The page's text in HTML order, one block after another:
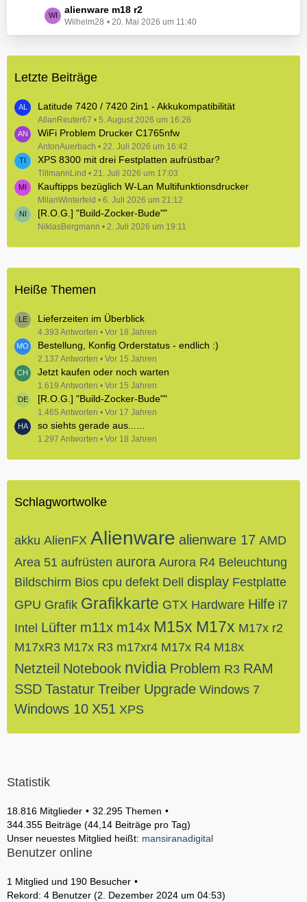
e
r
g
z
t
e
i
ä
g
e
L
e
t
e
e
i
t
r
ä
g
e
alienware m18 r2
Wilhelm28 20. Mai 2026 um 11:40
Letzte Beiträge
Latitude 7420 / 7420 2in1 - Akkukompatibilität
AllanReuter67 5. August 2026 um 16:26
WiFi Problem Drucker C1765nfw
AntonAuerbach 22. Juli 2026 um 16:42
XPS 8300 mit drei Festplatten aufrüstbar?
TillmannLind 21. Juli 2026 um 17:03
Kauftipps bezüglich W-Lan Multifunktionsdrucker
MilanWinterfeld 6. Juli 2026 um 21:12
[R.O.G.] "Build-Zocker-Bude""
NiklasBergmann 2. Juli 2026 um 19:11
Heiße Themen
Lieferzeiten im Überblick
4.393 Antworten Vor 18 Jahren
Bestellung, Konfig Orderstatus - endlich :)
2.137 Antworten Vor 15 Jahren
Jetzt kaufen oder noch warten
1.619 Antworten Vor 15 Jahren
[R.O.G.] "Build-Zocker-Bude""
1.465 Antworten Vor 17 Jahren
so siehts gerade aus......
1.297 Antworten Vor 18 Jahren
Schlagwortwolke
akku AlienFX Alienware alienware 17 AMD
Area 51 aufrüsten aurora Aurora R4 Beleuchtung
Bildschirm Bios cpu defekt Dell display Festplatte
GPU Grafik Grafikkarte GTX Hardware Hilfe i7
Intel Lüfter m11x m14x M15x M17x M17x r2
M17xR3 M17x R3 m17xr4 M17x R4 M18x
Netzteil Notebook nvidia Problem R3 RAM
SSD Tastatur Treiber Upgrade Windows 7
Windows 10 X51 XPS
Statistik
18.816 Mitglieder
32.295 Themen
344.355 Beiträge (44,14 Beiträge pro Tag)
Unser neuestes Mitglied heißt: mansiranadigital
Benutzer online
1 Mitglied und 190 Besucher
Rekord: 4 Benutzer (2. Dezember 2024 um 04:53)